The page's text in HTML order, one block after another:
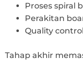
Proses spiral
Perakitan
Quality
Tahap akhir